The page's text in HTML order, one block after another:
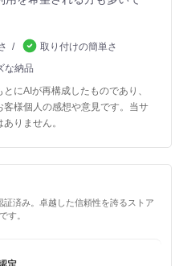
取り付けの簡単さ
な納品
にAIが再構成したものであり、
様個人の感想や意見です。当サ
りません。
証済み。卓越した信頼性を誇るストア
す。